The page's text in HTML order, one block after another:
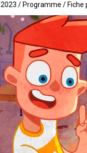
2023 / Programme / Fiche